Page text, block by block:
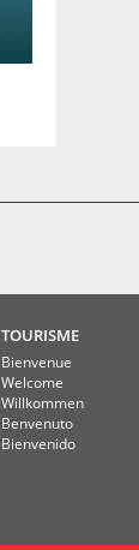
TOURISME
Bienvenue
Welcome
Willkommen
Benvenuto
Bienvenido